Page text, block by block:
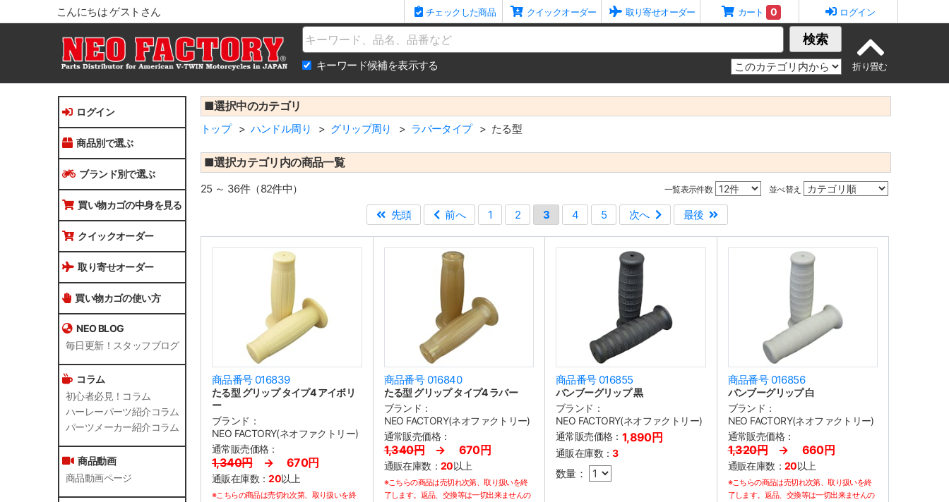
こんにちは ゲストさん チェックした商品 クイックオーダー 取り寄せオーダー カート 0 ログイン
Name 検索
キーワード候補を表示する
ログイン
商品別で選ぶ
ブランド別で選ぶ
買い物カゴの中身を見る
クイックオーダー
取り寄せオーダー
買い物カゴの使い方
NEO BLOG
毎日更新！スタッフブログ
コラム
初心者必見！コラム
ハーレーパーツ紹介コラム
パーツメーカー紹介コラム
商品動画
商品動画ページ
■選択中のカテゴリ
トップ ハンドル周り グリップ周り ラバータイプ たる型
■選択カテゴリ内の商品一覧
一覧表示件数 並べ替え
25 ～ 36件（82件中）
先頭
前へ 1 2 3 4 5 次へ 最後
商品番号 016839
たる型 グリップ タイプ4 アイボリ
ー
ブランド：
NEO FACTORY(ネオファクトリー)
通常販売価格：
1,340円→ 670円
通販在庫数：20以上
※こちらの商品は売切れ次第、取り扱いを終
商品番号 016840
たる型 グリップ タイプ4 ラバー
ブランド：
NEO FACTORY(ネオファクトリー)
通常販売価格：
1,340円→ 670円
通販在庫数： 20以上
※こちらの商品は売切れ次第、取り扱いを終
了します。返品、交換等は一切出来ませんの
商品番号 016855
バンブーグリップ 黒
ブランド：
NEO FACTORY(ネオファクトリー)
通常販売価格： 1,890円
通販在庫数：3
数量：
商品番号 016856
バンブーグリップ 白
ブランド：
NEO FACTORY(ネオファクトリー)
通常販売価格：
1,320円→ 660円
通販在庫数： 20以上
※こちらの商品は売切れ次第、取り扱いを終
了します。返品、交換等は一切出来ませんの